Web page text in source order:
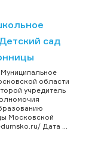
сад
области
учредитель
Московской
Дата ...